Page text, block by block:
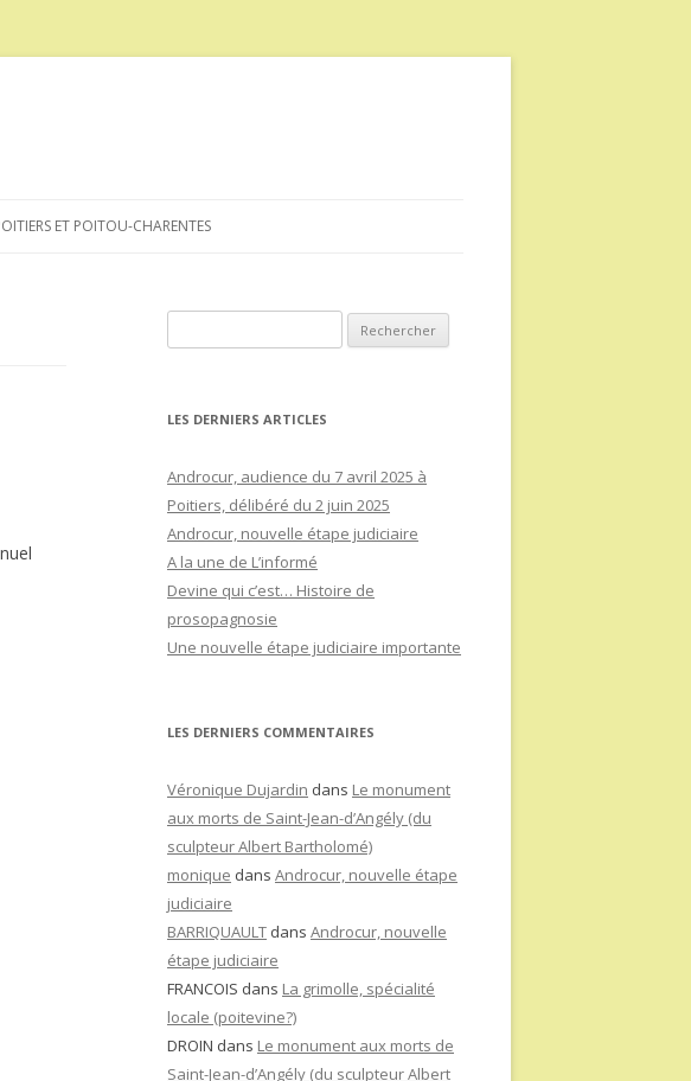
ET POITOU-CHARENTES
LES DERNIERS ARTICLES
Androcur, audience du 7 avril 2025 à
Poitiers, délibéré du 2 juin 2025
Androcur, nouvelle étape judiciaire
A la une de L’informé
Devine qui c’est… Histoire de
prosopagnosie
Une nouvelle étape judiciaire importante
LES DERNIERS COMMENTAIRES
Véronique Dujardin dans Le monument
aux morts de Saint-Jean-d’Angély (du
sculpteur Albert Bartholomé)
monique dans Androcur, nouvelle étape
judiciaire
BARRIQUAULT dans Androcur, nouvelle
étape judiciaire
FRANCOIS dans La grimolle, spécialité
locale (poitevine?)
DROIN dans Le monument aux morts de
Saint-Jean-d’Angély (du sculpteur Albert